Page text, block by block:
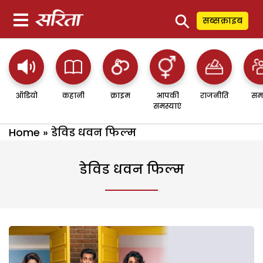
⚲ सब्सक्राइब
ऑडियो कहानी क्राइम
आपकी
समस्याएं
राजनीति
Home » डेविड धवन फिल्म
डेविड धवन फिल्म